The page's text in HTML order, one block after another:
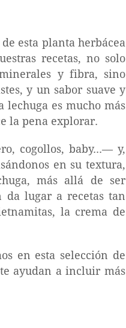
esta planta herbácea
recetas, no solo
y fibra, sino
y un sabor suave y
lechuga es mucho más
la pena explorar.
cogollos, baby...— y,
en su textura,
más allá de ser
da lugar a recetas tan
la crema de
en esta selección de
ayudan a incluir más